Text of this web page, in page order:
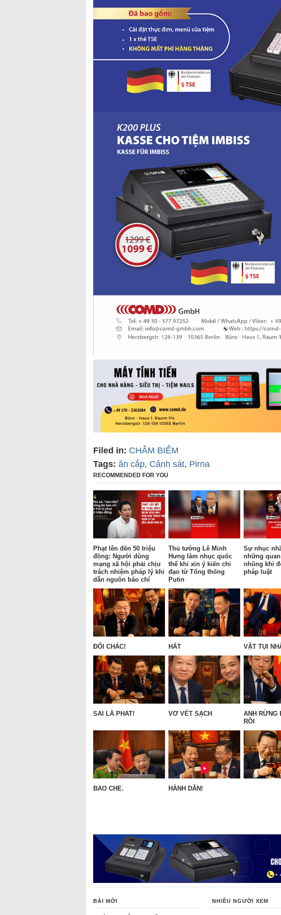
Filed in: CHÂM BIẾM
Tags: ăn cắp, Cảnh sát, Pirna
RECOMMENDED FOR YOU
Phạt lên đến 50 triệu
đồng: Người dùng
mạng xã hội phải chịu
trách nhiệm pháp lý khi
dẫn nguồn báo chí
Thủ tướng Lê Minh
Hưng làm nhục quốc
thể khi xin ý kiến chỉ
đạo từ Tổng thống
Putin
Sự nhục
những
nhũng khi
pháp luật
ĐỔI CHÁC! HÁT VẶT TỤI
SAI LÀ PHAT! VƠ VÉT SẠCH
ANH RỪNG
RỒI
BAO CHE. HÀNH DÂN!
BÀI MỚI NHIỀU NGƯỜI XEM